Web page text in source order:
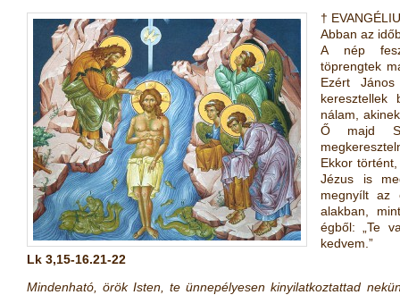
†
Abban az
A nép
töprengtek
Ezért
keresztellek
nálam,
Ő majd
Ekkor
Jézus is
megnyílt az
alakban,
égből: „Te
kedvem.”
Lk 3,15-16.21-22
Mindenható, örök Isten, te ünnepélyesen kinyilatkoztattad